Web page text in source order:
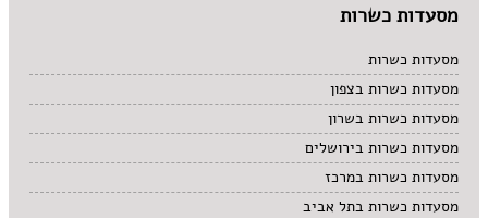
מסעדות כשרות
מסעדות כשרות
מסעדות כשרות בצפון
מסעדות כשרות בשרון
מסעדות כשרות בירושלים
מסעדות כשרות במרכז
מסעדות כשרות בתל אביב